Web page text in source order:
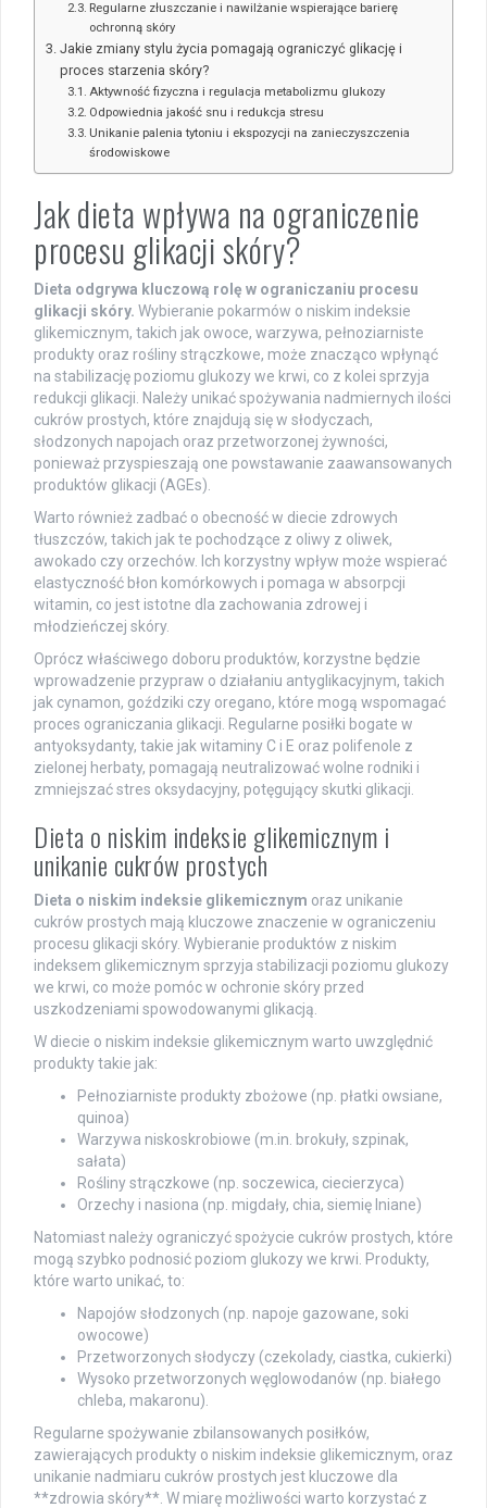
Regularne złuszczanie i nawilżanie wspierające barierę
ochronną skóry
Jakie zmiany stylu życia pomagają ograniczyć glikację i
proces starzenia skóry?
Aktywność fizyczna i regulacja metabolizmu glukozy
Odpowiednia jakość snu i redukcja stresu
Unikanie palenia tytoniu i ekspozycji na zanieczyszczenia
środowiskowe
Jak dieta wpływa na ograniczenie
procesu glikacji skóry?
Dieta odgrywa kluczową rolę w ograniczaniu procesu
glikacji skóry. Wybieranie pokarmów o niskim indeksie
glikemicznym, takich jak owoce, warzywa, pełnoziarniste
produkty oraz rośliny strączkowe, może znacząco wpłynąć
na stabilizację poziomu glukozy we krwi, co z kolei sprzyja
redukcji glikacji. Należy unikać spożywania nadmiernych ilości
cukrów prostych, które znajdują się w słodyczach,
słodzonych napojach oraz przetworzonej żywności,
ponieważ przyspieszają one powstawanie zaawansowanych
produktów glikacji (AGEs).
Warto również zadbać o obecność w diecie zdrowych
tłuszczów, takich jak te pochodzące z oliwy z oliwek,
awokado czy orzechów. Ich korzystny wpływ może wspierać
elastyczność błon komórkowych i pomaga w absorpcji
witamin, co jest istotne dla zachowania zdrowej i
młodzieńczej skóry.
Oprócz właściwego doboru produktów, korzystne będzie
wprowadzenie przypraw o działaniu antyglikacyjnym, takich
jak cynamon, goździki czy oregano, które mogą wspomagać
proces ograniczania glikacji. Regularne posiłki bogate w
antyoksydanty, takie jak witaminy C i E oraz polifenole z
zielonej herbaty, pomagają neutralizować wolne rodniki i
zmniejszać stres oksydacyjny, potęgujący skutki glikacji.
Dieta o niskim indeksie glikemicznym i
unikanie cukrów prostych
Dieta o niskim indeksie glikemicznym oraz unikanie
cukrów prostych mają kluczowe znaczenie w ograniczeniu
procesu glikacji skóry. Wybieranie produktów z niskim
indeksem glikemicznym sprzyja stabilizacji poziomu glukozy
we krwi, co może pomóc w ochronie skóry przed
uszkodzeniami spowodowanymi glikacją.
W diecie o niskim indeksie glikemicznym warto uwzględnić
produkty takie jak:
Pełnoziarniste produkty zbożowe (np. płatki owsiane,
quinoa)
Warzywa niskoskrobiowe (m.in. brokuły, szpinak,
sałata)
Rośliny strączkowe (np. soczewica, ciecierzyca)
Orzechy i nasiona (np. migdały, chia, siemię lniane)
Natomiast należy ograniczyć spożycie cukrów prostych, które
mogą szybko podnosić poziom glukozy we krwi. Produkty,
które warto unikać, to:
Napojów słodzonych (np. napoje gazowane, soki
owocowe)
Przetworzonych słodyczy (czekolady, ciastka, cukierki)
Wysoko przetworzonych węglowodanów (np. białego
chleba, makaronu).
Regularne spożywanie zbilansowanych posiłków,
zawierających produkty o niskim indeksie glikemicznym, oraz
unikanie nadmiaru cukrów prostych jest kluczowe dla
**zdrowia skóry**. W miarę możliwości warto korzystać z